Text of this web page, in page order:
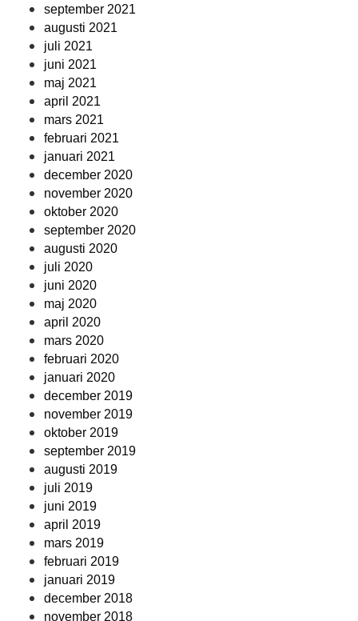
september 2021
augusti 2021
juli 2021
juni 2021
maj 2021
april 2021
mars 2021
februari 2021
januari 2021
december 2020
november 2020
oktober 2020
september 2020
augusti 2020
juli 2020
juni 2020
maj 2020
april 2020
mars 2020
februari 2020
januari 2020
december 2019
november 2019
oktober 2019
september 2019
augusti 2019
juli 2019
juni 2019
april 2019
mars 2019
februari 2019
januari 2019
december 2018
november 2018